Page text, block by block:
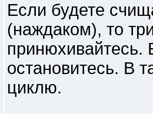
Если будете
(наждаком), то
принюхивайтесь.
остановитесь. В
циклю.